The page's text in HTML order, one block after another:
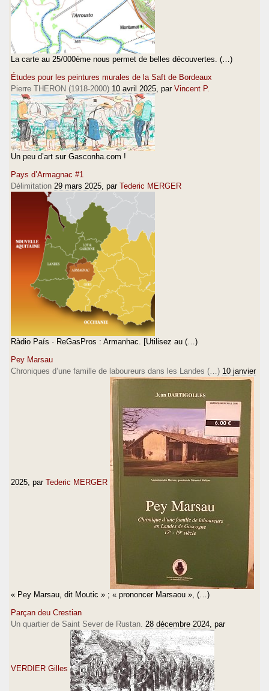
La carte au 25/000ème nous permet de belles découvertes. (…)
Études pour les peintures murales de la Saft de Bordeaux
Pierre THERON (1918-2000) 10 avril 2025 , par Vincent P.
Un peu d’art sur Gasconha.com !
Pays d’Armagnac #1
Délimitation 29 mars 2025 , par Tederic MERGER
Ràdio País · ReGasPros : Armanhac. [Utilisez au (…)
Pey Marsau
Chroniques d’une famille de laboureurs dans les Landes (…) 10 janvier
2025 , par Tederic MERGER
« Pey Marsau, dit Moutic » ; « prononcer Marsaou », (…)
Parçan deu Crestian
Un quartier de Saint Sever de Rustan. 28 décembre 2024 , par
VERDIER Gilles